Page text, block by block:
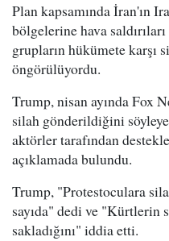
Plan kapsamında İran'ın
bölgelerine hava
grupların hükümete karşı
öngörülüyordu.
Trump, nisan ayında Fox
silah gönderildiğini
aktörler tarafından
açıklamada bulundu.
Trump, "Protestoculara
sayıda" dedi ve "Kürtlerin
sakladığını" iddia etti.